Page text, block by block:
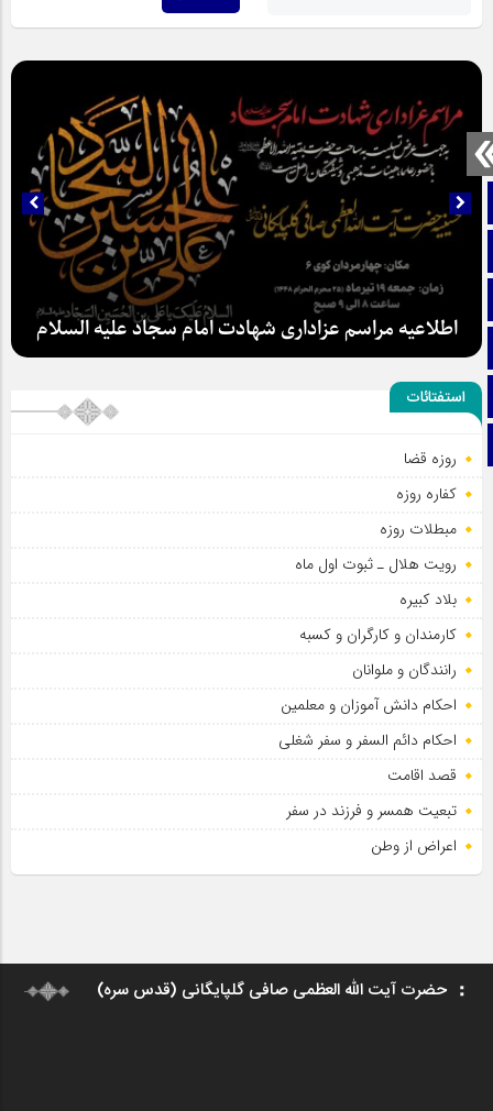
صفحه نخست
آپارات
اینستاگرام
اطلاعیه مراسم عزاداری شهادت امام سجاد علیه السلام
استفتائات
روزه قضا
کفاره روزه
مبطلات روزه
رویت هلال ـ ثبوت اول ماه
بلاد کبیره
کارمندان و کارگران و کسبه
رانندگان و ملوانان
احکام دانش آموزان و معلمین
احکام دائم السفر و سفر شغلی
قصد اقامت
تبعیت همسر و فرزند در سفر
اعراض از وطن
حضرت آیت الله العظمی صافی گلپایگانی (قدس سره)